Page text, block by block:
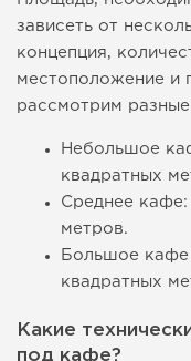
зависеть от
концепция,
местоположение и
рассмотрим
Небольшое
квадратных
Среднее кафе:
метров.
Большое кафе
квадратных
Какие
под кафе?